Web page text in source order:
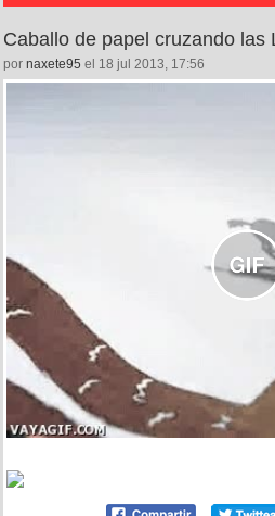
Caballo de papel cruzando las
por naxete95 el 18 jul 2013, 17:56